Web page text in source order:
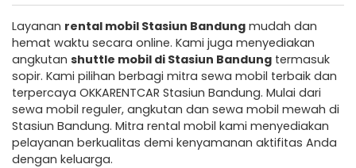
Layanan rental mobil Stasiun Bandung mudah dan
hemat waktu secara online. Kami juga menyediakan
angkutan shuttle mobil di Stasiun Bandung termasuk
sopir. Kami pilihan berbagi mitra sewa mobil terbaik dan
terpercaya OKKARENTCAR Stasiun Bandung. Mulai dari
sewa mobil reguler, angkutan dan sewa mobil mewah di
Stasiun Bandung. Mitra rental mobil kami menyediakan
pelayanan berkualitas demi kenyamanan aktifitas Anda
dengan keluarga.